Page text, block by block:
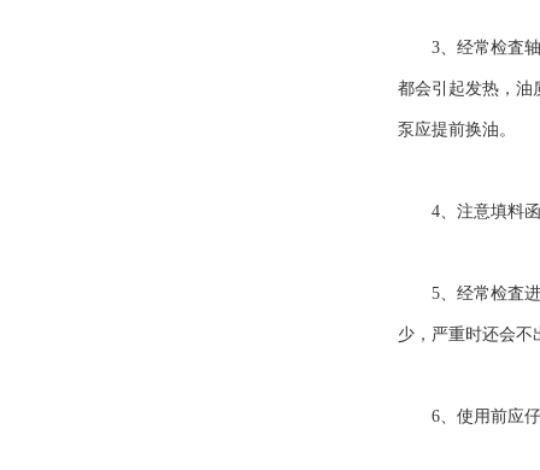
3、经常检査轴
都会引起发热，油
泵应提前换油。
4、注意填料函
5、经常检査进
少，严重时还会不
6、使用前应仔